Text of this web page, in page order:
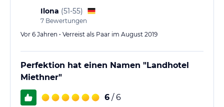
Ilona (51-55)
7 Bewertungen
Vor 6 Jahren • Verreist als Paar im August 2019
Perfektion hat einen Namen "Landhotel
Miethner"
6 / 6